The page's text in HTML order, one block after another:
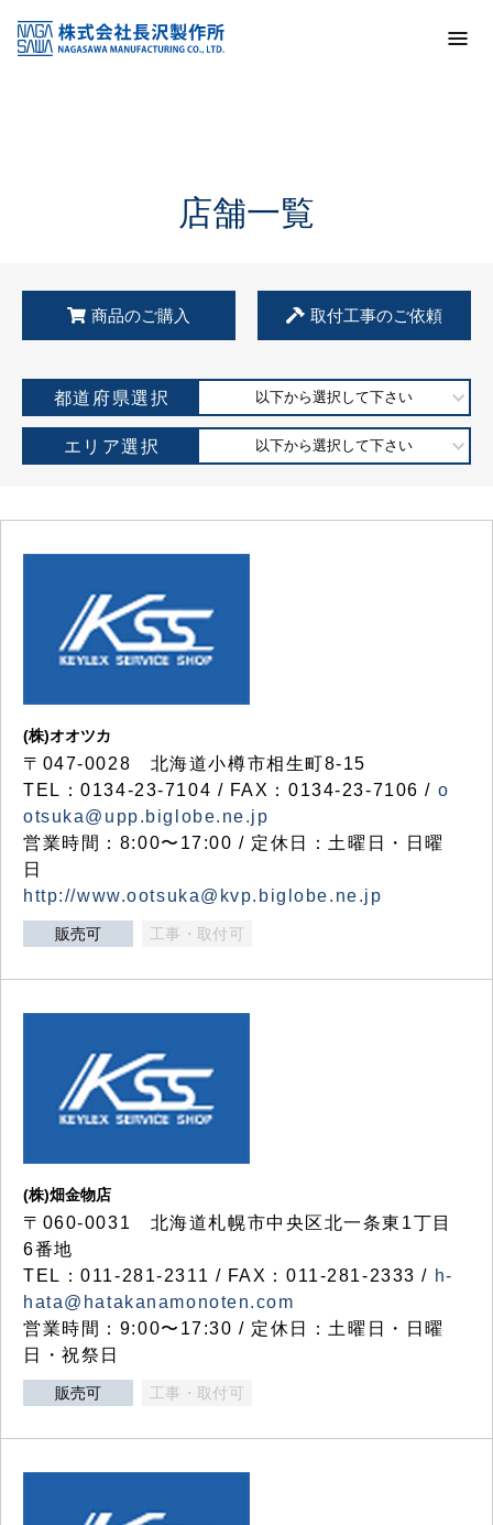
KSS加盟店・取扱店情報
店舗一覧
店舗一覧
商品のご購入 取付工事のご依頼
都道府県選択 以下から選択して下さい
エリア選択 以下から選択して下さい
(株)オオツカ
〒047-0028 北海道小樽市相生町8-15
TEL：0134-23-7104 / FAX：0134-23-7106 / o
otsuka@upp.biglobe.ne.jp
営業時間：8:00〜17:00 / 定休日：土曜日・日曜
日
http://www.ootsuka@kvp.biglobe.ne.jp
販売可 工事・取付可
(株)畑金物店
〒060-0031 北海道札幌市中央区北一条東1丁目
6番地
TEL：011-281-2311 / FAX：011-281-2333 / h-
hata@hatakanamonoten.com
営業時間：9:00〜17:30 / 定休日：土曜日・日曜
日・祝祭日
販売可 工事・取付可